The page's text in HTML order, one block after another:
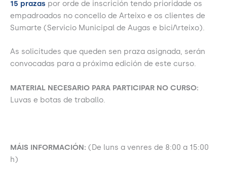
15 prazas por orde de inscrición tendo prioridade os
empadroados no concello de Arteixo e os clientes de
Sumarte (Servicio Municipal de Augas e bici/\rteixo).
As solicitudes que queden sen praza asignada, serán
convocadas para a próxima edición de este curso.
MATERIAL NECESARIO PARA PARTICIPAR NO CURSO:
Luvas e botas de traballo.
MÁIS INFORMACIÓN: (De luns a venres de 8:00 a 15:00
h)